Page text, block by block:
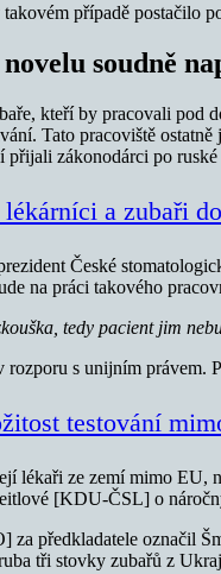
případě postačilo
soudně
kteří by pracovali pod
Tato pracoviště
přijali zákonodárci po
a zubaři
České
na práci takového
tedy pacient jim
s unijním právem.
testování
lékaři ze zemí mimo
[KDU-ČSL] o
za předkladatele označil
tři stovky zubařů z